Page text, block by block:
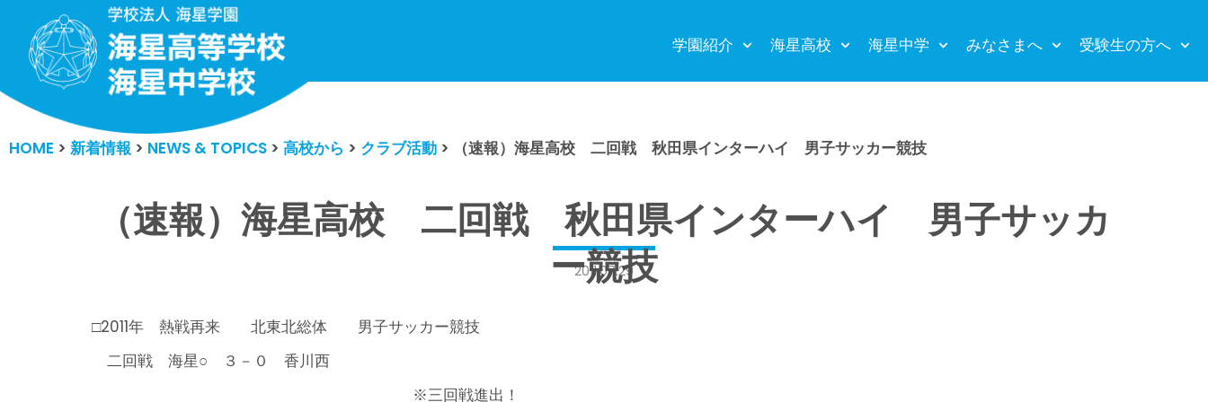
コ
テ
ツ
学園紹介 海星高校 海星中学 みなさまへ 受験生の方へ
HOME > 新着情報> NEWS & TOPICS > 高校から > クラブ活動 > （速報）海星高校 二回戦 秋田県インターハイ 男子サッカー競技
（速報）海星高校 二回戦 秋田県インターハイ 男子サッカ
ー競技
2011.07.29
□2011年 熱戦再来 北東北総体 男子サッカー競技
二回戦 海星○ ３－０ 香川西
※三回戦進出！